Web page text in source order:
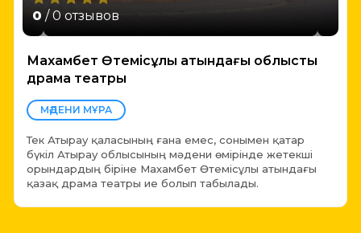
0 / 0 отзывов
Махамбет Өтемісұлы атындағы облыстық
драма театры
МӘДЕНИ МҰРА
Тек Атырау қаласының ғана емес, сонымен қатар
бүкіл Атырау облысының мәдени өмірінде жетекші
орындардың біріне Махамбет Өтемісұлы атындағы
қазақ драма театры ие болып табылады.